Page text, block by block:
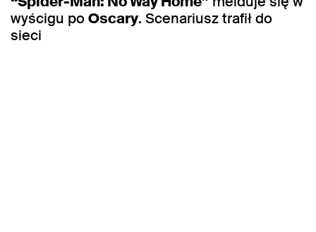
wyścigu poOscary. Scenariusz trafił do
sieci